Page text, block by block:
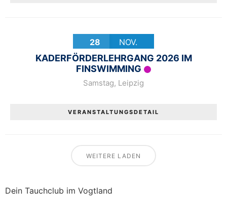
28 NOV.
KADERFÖRDERLEHRGANG 2026 IM
FINSWIMMING
Samstag, Leipzig
VERANSTALTUNGSDETAIL
WEITERE LADEN
Dein Tauchclub im Vogtland